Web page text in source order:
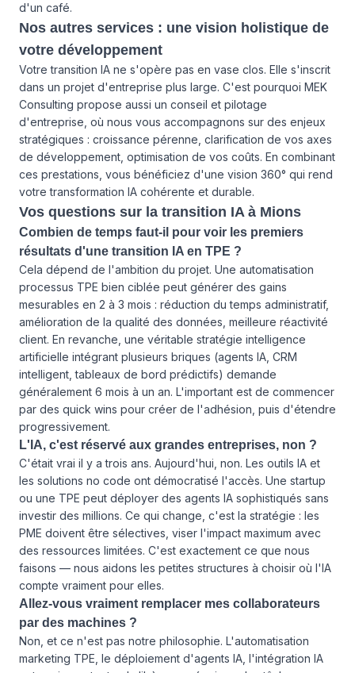
d'un café.
Nos autres services : une vision holistique de
votre développement
Votre transition IA ne s'opère pas en vase clos. Elle s'inscrit
dans un projet d'entreprise plus large. C'est pourquoi MEK
Consulting propose aussi un conseil et pilotage
d'entreprise , où nous vous accompagnons sur des enjeux
stratégiques : croissance pérenne, clarification de vos axes
de développement, optimisation de vos coûts. En combinant
ces prestations, vous bénéficiez d'une vision 360° qui rend
votre transformation IA cohérente et durable.
Vos questions sur la transition IA à Mions
Combien de temps faut-il pour voir les premiers
résultats d'une transition IA en TPE ?
Cela dépend de l'ambition du projet. Une automatisation
processus TPE bien ciblée peut générer des gains
mesurables en 2 à 3 mois : réduction du temps administratif,
amélioration de la qualité des données, meilleure réactivité
client. En revanche, une véritable stratégie intelligence
artificielle intégrant plusieurs briques (agents IA, CRM
intelligent, tableaux de bord prédictifs) demande
généralement 6 mois à un an. L'important est de commencer
par des quick wins pour créer de l'adhésion, puis d'étendre
progressivement.
L'IA, c'est réservé aux grandes entreprises, non ?
C'était vrai il y a trois ans. Aujourd'hui, non. Les outils IA et
les solutions no code ont démocratisé l'accès. Une startup
ou une TPE peut déployer des agents IA sophistiqués sans
investir des millions. Ce qui change, c'est la stratégie : les
PME doivent être sélectives, viser l'impact maximum avec
des ressources limitées. C'est exactement ce que nous
faisons — nous aidons les petites structures à choisir où l'IA
compte vraiment pour elles.
Allez-vous vraiment remplacer mes collaborateurs
par des machines ?
Non, et ce n'est pas notre philosophie. L'automatisation
marketing TPE, le déploiement d'agents IA, l'intégration IA